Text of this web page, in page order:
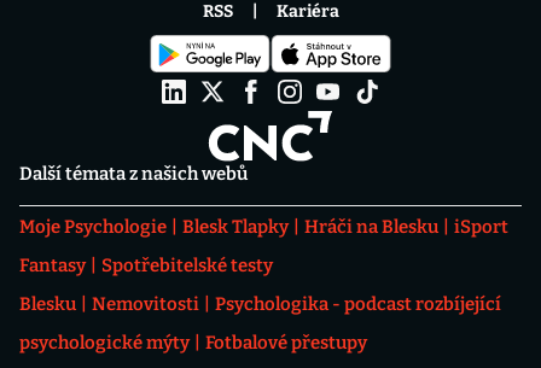
Další témata z našich webů
Moje Psychologie Blesk Tlapky Hráči na Blesku
iSport
Fantasy
Spotřebitelské testy
Blesku
Nemovitosti
Psychologika - podcast rozbíjející
psychologické mýty
Fotbalové přestupy
RSS Kariéra